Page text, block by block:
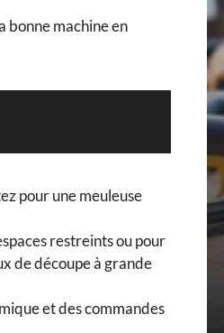
bonne machine en
pour une meuleuse
restreints ou pour
de découpe à grande
et des commandes